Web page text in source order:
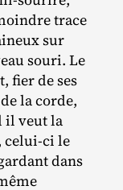
trace
sur
souri. Le
fier de ses
la corde,
il veut la
celui‐​ci le
dans